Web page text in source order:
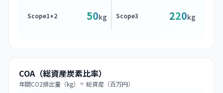
Scope1+2 50kg Scope3 220kg
COA（総資産炭素比率）
年間CO2排出量（kg）÷ 総資産（百万円）